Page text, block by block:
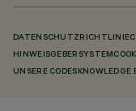
DATENSCHUTZRICHTLINIE
HINWEISGEBERSYSTEM
UNSERE CODES KNOWLEDGE